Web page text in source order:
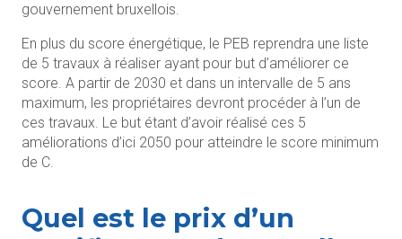
gouvernement bruxellois.
En plus du score énergétique, le PEB reprendra une liste
de 5 travaux à réaliser ayant pour but d’améliorer ce
score. A partir de 2030 et dans un intervalle de 5 ans
maximum, les propriétaires devront procéder à l’un de
ces travaux. Le but étant d’avoir réalisé ces 5
améliorations d’ici 2050 pour atteindre le score minimum
de C.
Quel est le prix d’un